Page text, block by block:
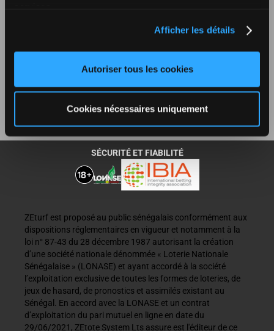
Afficher les détails
Autoriser tous les cookies
Cookies nécessaires uniquement
RÈGLEMENT
PARTENARIAT
SÉCURITÉ ET FIABILITÉ
ZEturf est proposé au public sénégalais conformément aux
dispositions réglementaires en vigueur et notamment à la
loi n° 87-43 du 28 décembre 1987 autorisant la création
d’une société nationale dénommée « Loterie Nationale
Sénégalaise » (LONASE) et ayant accordé à la société
l’exploitation exclusive de toutes les formes de loteries, de
jeux de hasard, de pronostics et assimilés existant au
Sénégal. En accord avec la LONASE et un contrat
d’exploitation du pari mutuel en ligne en date du
29/06/2021, ZEtote System Lts assure est l'éditeur de ce